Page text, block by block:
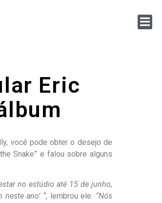
Eric
você pode obter o desejo de
Snake” e falou sobre alguns
no estúdio até 15 de junho,
ano’ “, lembrou ele. “Nós